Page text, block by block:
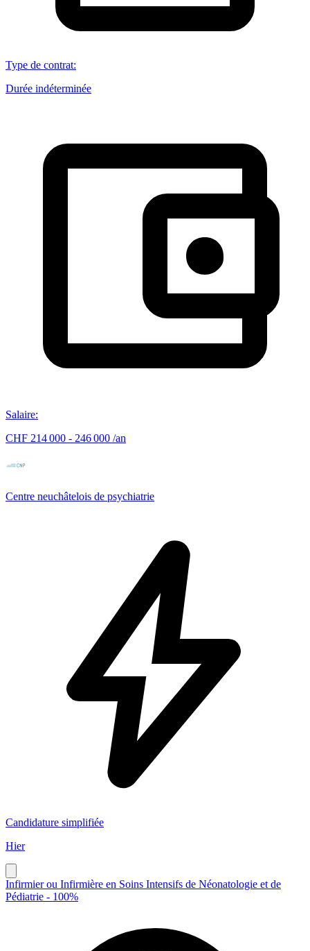
Type de contrat:
Durée indéterminée
Salaire:
CHF 214 000 - 246 000 /an
Centre neuchâtelois de psychiatrie
Candidature simplifiée
Hier
Infirmier ou Infirmière en Soins Intensifs de Néonatologie et de
Pédiatrie - 100%